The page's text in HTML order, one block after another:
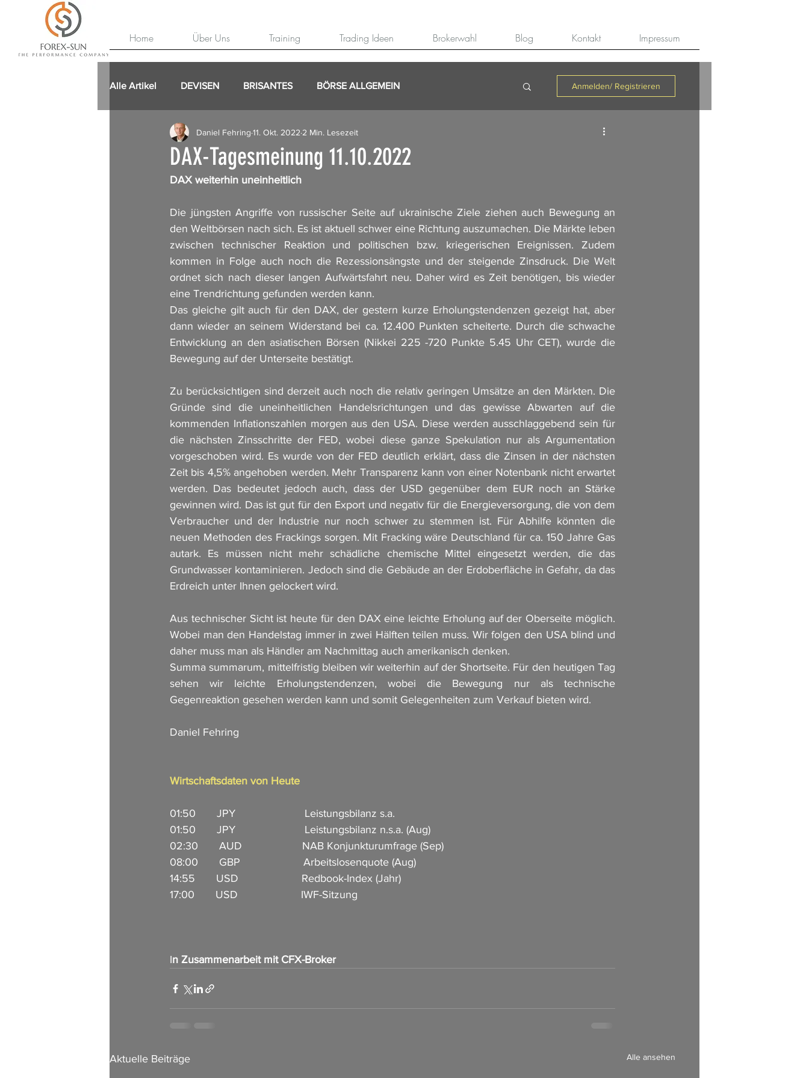
Home Über Uns Training Trading Ideen Brokerwahl Blog Kontakt Impressum
Alle Artikel DEVISEN BRISANTES BÖRSE ALLGEMEIN Anmelden/ Registrieren
DAX-Tagesmeinung 11.10.2022
Daniel Fehring 11. Okt. 2022 2 Min. Lesezeit
DAX weiterhin uneinheitlich
Die jüngsten Angriffe von russischer Seite auf ukrainische Ziele ziehen auch Bewegung an
den Weltbörsen nach sich. Es ist aktuell schwer eine Richtung auszumachen. Die Märkte leben
zwischen technischer Reaktion und politischen bzw. kriegerischen Ereignissen. Zudem
kommen in Folge auch noch die Rezessionsängste und der steigende Zinsdruck. Die Welt
ordnet sich nach dieser langen Aufwärtsfahrt neu. Daher wird es Zeit benötigen, bis wieder
eine Trendrichtung gefunden werden kann.
Das gleiche gilt auch für den DAX, der gestern kurze Erholungstendenzen gezeigt hat, aber
dann wieder an seinem Widerstand bei ca. 12.400 Punkten scheiterte. Durch die schwache
Entwicklung an den asiatischen Börsen (Nikkei 225 -720 Punkte 5.45 Uhr CET), wurde die
Bewegung auf der Unterseite bestätigt.
Zu berücksichtigen sind derzeit auch noch die relativ geringen Umsätze an den Märkten. Die
Gründe sind die uneinheitlichen Handelsrichtungen und das gewisse Abwarten auf die
kommenden Inflationszahlen morgen aus den USA. Diese werden ausschlaggebend sein für
die nächsten Zinsschritte der FED, wobei diese ganze Spekulation nur als Argumentation
vorgeschoben wird. Es wurde von der FED deutlich erklärt, dass die Zinsen in der nächsten
Zeit bis 4,5% angehoben werden. Mehr Transparenz kann von einer Notenbank nicht erwartet
werden. Das bedeutet jedoch auch, dass der USD gegenüber dem EUR noch an Stärke
gewinnen wird. Das ist gut für den Export und negativ für die Energieversorgung, die von dem
Verbraucher und der Industrie nur noch schwer zu stemmen ist. Für Abhilfe könnten die
neuen Methoden des Frackings sorgen. Mit Fracking wäre Deutschland für ca. 150 Jahre Gas
autark. Es müssen nicht mehr schädliche chemische Mittel eingesetzt werden, die das
Grundwasser kontaminieren. Jedoch sind die Gebäude an der Erdoberfläche in Gefahr, da das
Erdreich unter Ihnen gelockert wird.
Aus technischer Sicht ist heute für den DAX eine leichte Erholung auf der Oberseite möglich.
Wobei man den Handelstag immer in zwei Hälften teilen muss. Wir folgen den USA blind und
daher muss man als Händler am Nachmittag auch amerikanisch denken.
Summa summarum, mittelfristig bleiben wir weiterhin auf der Shortseite. Für den heutigen Tag
sehen wir leichte Erholungstendenzen, wobei die Bewegung nur als technische
Gegenreaktion gesehen werden kann und somit Gelegenheiten zum Verkauf bieten wird.
Daniel Fehring
Wirtschaftsdaten von Heute
01:50       JPY                       Leistungsbilanz s.a.
01:50       JPY                       Leistungsbilanz n.s.a. (Aug)
02:30       AUD                    NAB Konjunkturumfrage (Sep)
08:00       GBP                     Arbeitslosenquote (Aug)
14:55       USD                     Redbook-Index (Jahr)
17:00       USD                     IWF-Sitzung
In Zusammenarbeit mit CFX-Broker
Aktuelle Beiträge Alle ansehen